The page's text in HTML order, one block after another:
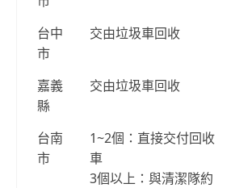
台中
市
交由垃圾車回收
嘉義
縣
交由垃圾車回收
台南
市
1~2個：直接交付回收
車
3個以上：與清潔隊約